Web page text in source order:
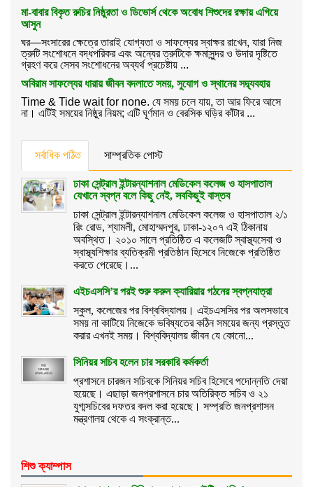
মা-বাবার বিকৃত রুচির নিষ্ঠুরতা ও ডিভোর্স থেকে অবোধ শিশুদের রক্ষায় এগিয়ে
আসুন
ঘর—সংসারের ক্ষেত্রে তারাই যোগ্যতা ও সাফল্যের স্বাক্ষর রাখেন, যারা নিজ
ত্রুটি সংশোধনে বদ্ধপরিকর এবং অন্যের ত্রুটিকে ক্ষমাসুন্দর ও উদার দৃষ্টিতে
গ্রহণ করে সেসব সংশোধনের অব্যর্থ প্রচেষ্টায় ...
অবিরাম সাফল্যের ধারায় জীবন বদলাতে সময়, সুযোগ ও স্থানের সদ্ব্যবহার
Time & Tide wait for none. যে সময় চলে যায়, তা আর ফিরে আসে
না। এটিই সময়ের নিষ্ঠুর নিয়ম; এটি ঘূর্ণমান ও বেরসিক ঘড়ির কাঁটার ...
সর্বাধিক পঠিত সাম্প্রতিক পোস্ট
ঢাকা সেন্ট্রাল ইন্টারন্যাশনাল মেডিকেল কলেজ ও হাসপাতাল
যেখানে স্বপ্ন বলে কিছু নেই, সবকিছুই বাস্তব
ঢাকা সেন্ট্রাল ইন্টারন্যাশনাল মেডিকেল কলেজ ও হাসপাতাল ২/১
রিং রোড, শ্যামলী, মোহাম্মদপুর, ঢাকা-১২০৭ এই ঠিকানায়
অবস্থিত। ২০১০ সালে প্রতিষ্ঠিত এ কলেজটি স্বাস্থ্যসেবা ও
স্বাস্থ্যশিক্ষার ব্যতিক্রমী প্রতিষ্ঠান হিসেবে নিজেকে প্রতিষ্ঠিত
করতে পেরেছে।...
এইচএসসি’র পরই শুরু করুন ক্যারিয়ার গঠনের স্বপ্নযাত্রা
স্কুল, কলেজের পর বিশ্ববিদ্যালয়। এইচএসসির পর অলসভাবে
সময় না কাটিয়ে নিজেকে ভবিষ্যতের কঠিন সময়ের জন্য প্রস্তুত
করার এখনই সময়। বিশ্ববিদ্যালয় জীবন যে কোনো...
সিনিয়র সচিব হলেন চার সরকারি কর্মকর্তা
প্রশাসনে চারজন সচিবকে সিনিয়র সচিব হিসেবে পদোন্নতি দেয়া
হয়েছে। এছাড়া জনপ্রশাসনে চার অতিরিক্ত সচিব ও ২১
যুগ্মসচিবের দফতর বদল করা হয়েছে। সম্প্রতি জনপ্রশাসন
মন্ত্রণালয় থেকে এ সংক্রান্ত...
শিশু ক্যাম্পাস